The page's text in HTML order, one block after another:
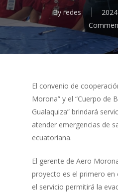
By redes
El convenio de
Morona” y el “Cuerpo de
Gualaquiza” brindará
atender emergencias de
ecuatoriana.
El gerente de Aero
proyecto es el primero en
el servicio permitirá la